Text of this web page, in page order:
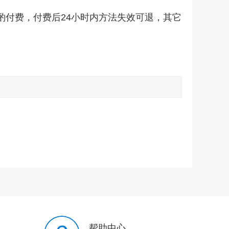
费，付费后24小时内方法失效可退，其它